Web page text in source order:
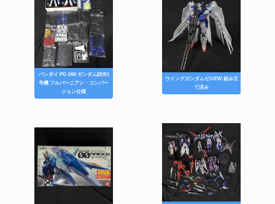
バンダイ PG 1/60 ガンダム試作1
号機 フルバーニアン・コンバー
ジョン仕様
ウイングガンダムゼロEW 組み立
て済み